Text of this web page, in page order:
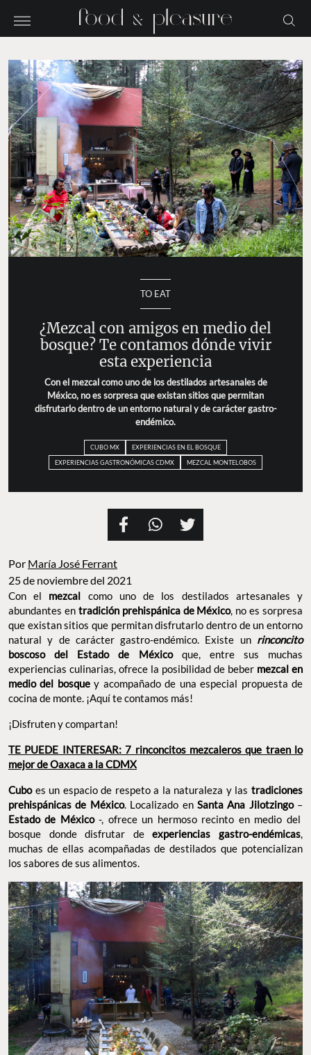
TO EAT
¿Mezcal con amigos en medio del
bosque? Te contamos dónde vivir
esta experiencia
Con el mezcal como uno de los destilados artesanales de
México, no es sorpresa que existan sitios que permitan
disfrutarlo dentro de un entorno natural y de carácter gastro-
endémico.
CUBO MX
EXPERIENCIAS EN EL BOSQUE
EXPERIENCIAS GASTRONÓMICAS CDMX
MEZCAL MONTELOBOS
Por María José Ferrant
25 de noviembre del 2021
Con el mezcal como uno de los destilados artesanales y
abundantes entradición prehispánica de México, no es sorpresa
que existan sitios que permitan disfrutarlo dentro de un entorno
natural y de carácter gastro-endémico. Existe un rinconcito
boscoso del Estado de Méxicoque, entre sus muchas
experiencias culinarias, ofrece la posibilidad de beber mezcal en
medio del bosquey acompañado de una especial propuesta de
cocina de monte. ¡Aquí te contamos más!
¡Disfruten y compartan!
TE PUEDE INTERESAR: 7 rinconcitos mezcaleros que traen lo
mejor de Oaxaca a la CDMX
Cubo es un espacio de respeto a la naturaleza y las tradiciones
prehispánicas de México. Localizado en Santa Ana Jilotzingo–
Estado de México-, ofrece un hermoso recinto en medio del
bosque donde disfrutar deexperiencias gastro-endémicas,
muchas de ellas acompañadas de destilados que potencializan
los sabores de sus alimentos.